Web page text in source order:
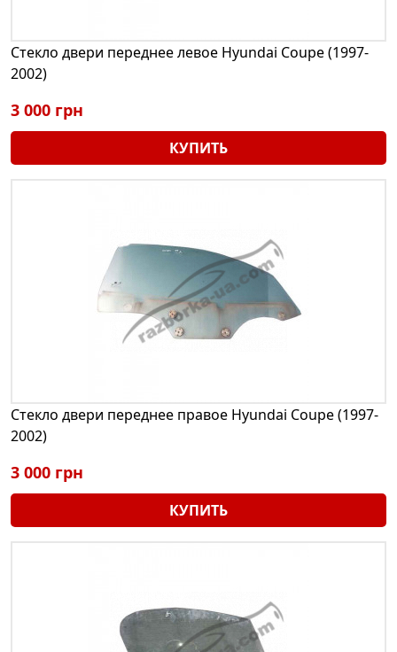
Стекло двери переднее левое Hyundai Coupe (1997-
2002)
3 000 грн
КУПИТЬ
Стекло двери переднее правое Hyundai Coupe (1997-
2002)
3 000 грн
КУПИТЬ